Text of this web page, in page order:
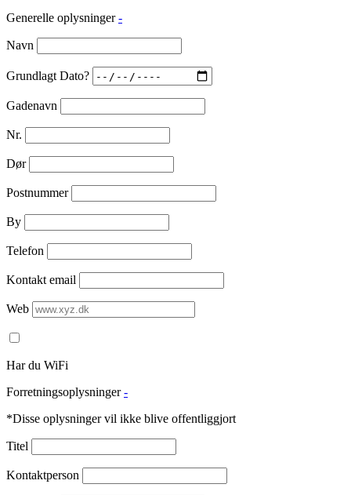
Generelle oplysninger -
Navn
Grundlagt Dato?
Gadenavn
Nr.
Dør
Postnummer
By
Telefon
Kontakt email
Web
Har du WiFi
Forretningsoplysninger -
*Disse oplysninger vil ikke blive offentliggjort
Titel
Kontaktperson